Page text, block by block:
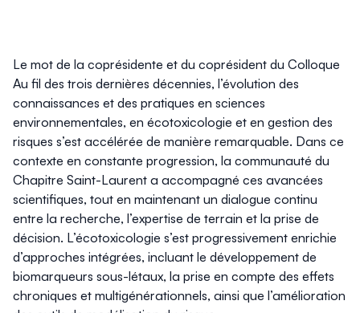
Le mot de la coprésidente et du coprésident du Colloque
Au fil des trois dernières décennies, l’évolution des
connaissances et des pratiques en sciences
environnementales, en écotoxicologie et en gestion des
risques s’est accélérée de manière remarquable. Dans ce
contexte en constante progression, la communauté du
Chapitre Saint-Laurent a accompagné ces avancées
scientifiques, tout en maintenant un dialogue continu
entre la recherche, l’expertise de terrain et la prise de
décision. L’écotoxicologie s’est progressivement enrichie
d’approches intégrées, incluant le développement de
biomarqueurs sous-létaux, la prise en compte des effets
chroniques et multigénérationnels, ainsi que l’amélioration